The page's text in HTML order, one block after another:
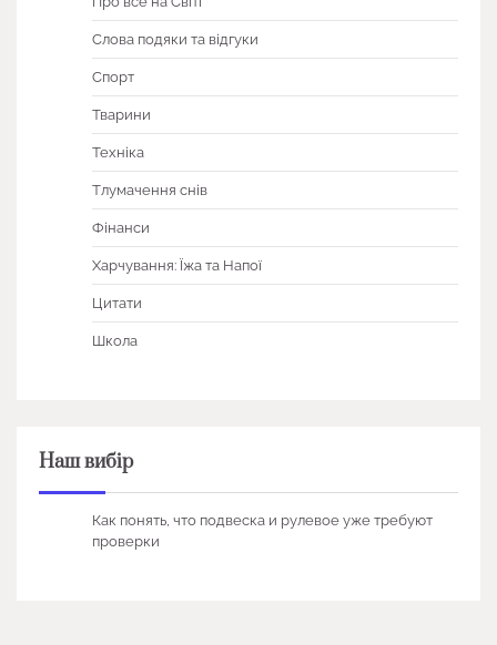
Слова подяки та відгуки
Спорт
Тварини
Техніка
Тлумачення снів
Фінанси
Харчування: Їжа та Напої
Цитати
Школа
Наш вибір
Как понять, что подвеска и рулевое уже требуют
проверки